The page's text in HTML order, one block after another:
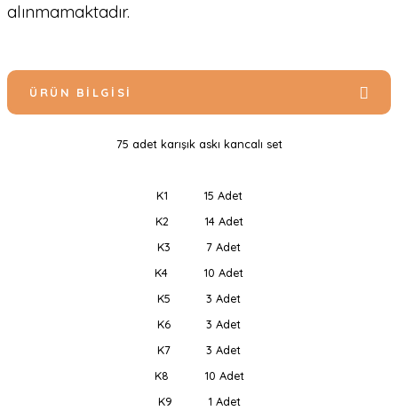
alınmamaktadır.
ÜRÜN BILGISI
75 adet karışık askı kancalı set
K1
15 Adet
K2
14 Adet
K3
7 Adet
K4
10 Adet
K5
3 Adet
K6
3 Adet
K7
3 Adet
K8
10 Adet
K9
1 Adet